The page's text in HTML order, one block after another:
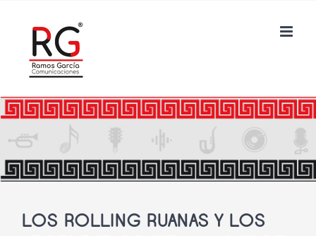
contenido
LOS ROLLING RUANAS Y LOS